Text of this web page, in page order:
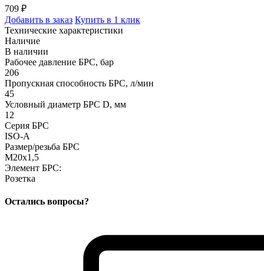
709 ₽
Добавить в заказ Купить в 1 клик
Технические характеристики
Наличие
В наличии
Рабочее давление БРС, бар
206
Пропускная способность БРС, л/мин
45
Условный диаметр БРС D, мм
12
Серия БРС
ISO-A
Размер/резьба БРС
M20x1,5
Элемент БРС:
Розетка
Остались вопросы?